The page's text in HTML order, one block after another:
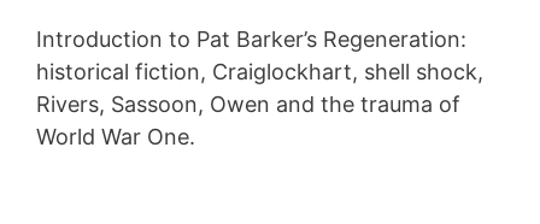
Introduction to Pat Barker’s Regeneration:
historical fiction, Craiglockhart, shell shock,
Rivers, Sassoon, Owen and the trauma of
World War One.